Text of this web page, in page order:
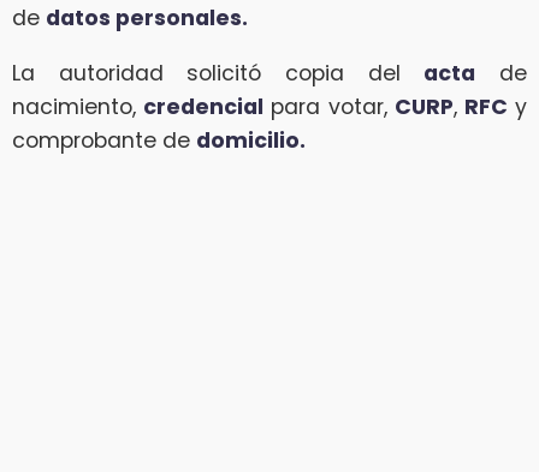
de datos personales.
La autoridad solicitó copia del acta de
nacimiento, credencial para votar, CURP, RFC y
comprobante de domicilio.